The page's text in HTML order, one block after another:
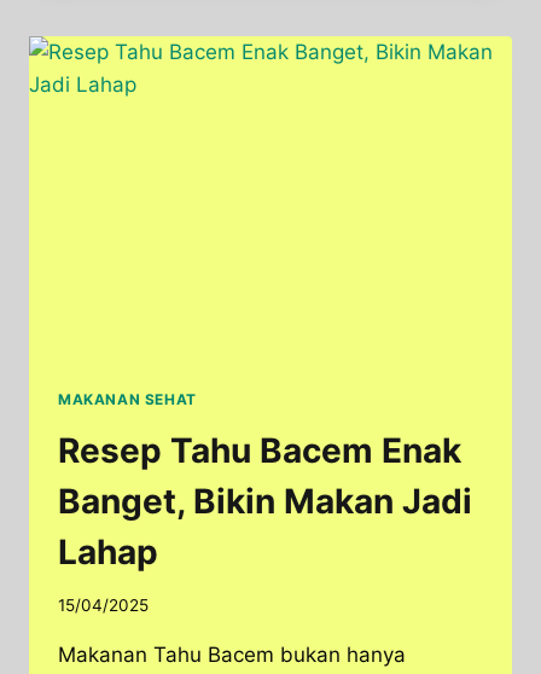
TRADISIONAL
RUMPU
MAKANAN SEHAT
Resep Tahu Bacem Enak
Banget, Bikin Makan Jadi
Lahap
15/04/2025
Makanan Tahu Bacem bukan hanya